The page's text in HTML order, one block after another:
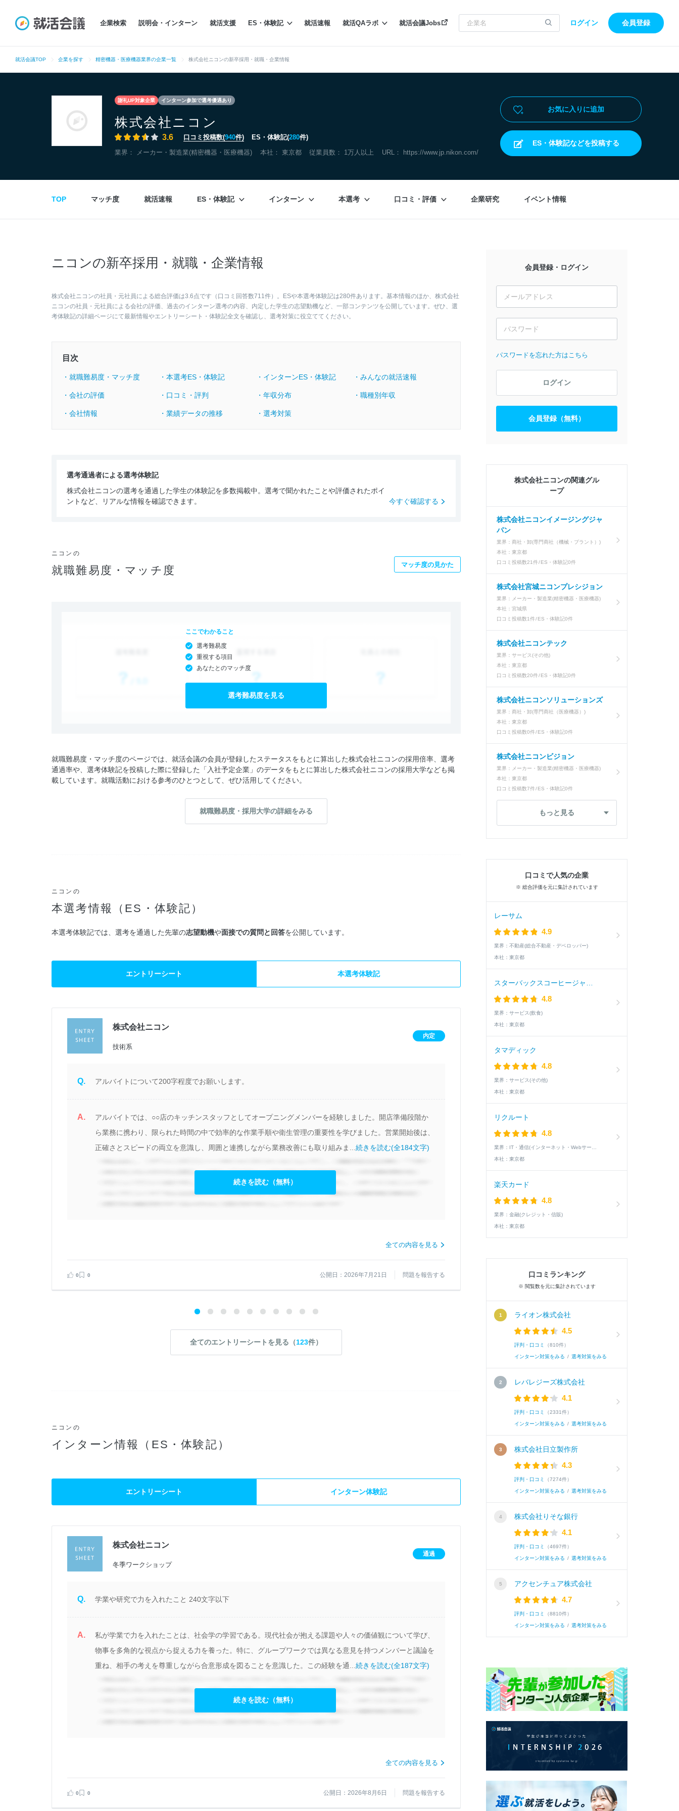
企業検索 説明会・インターン 就活支援 ES・体験記 就活速報 就活QAラボ 就活会議Jobs ログイン 会員登録
就活会議TOP 企業を探す 精密機器・医療機器業界の企業一覧 株式会社ニコンの新卒採用・就職・企業情報
謝礼UP対象企業 インターン参加で選考優遇あり
株式会社ニコン
3.6 口コミ投稿数(940件) ES・体験記(280件)
業界： メーカー・製造業(精密機器・医療機器) 本社： 東京都 従業員数： 1万人以上 URL： https://www.jp.nikon.com/
お気に入りに追加
ES・体験記などを投稿する
TOP マッチ度 就活速報 ES・体験記 インターン 本選考 口コミ・評価 企業研究 イベント情報
ニコンの新卒採用・就職・企業情報
株式会社ニコンの社員・元社員による総合評価は3.6点です（口コミ回答数711件）。ESや本選考体験記は280件あります。基本情報のほか、株式会社
ニコンの社員・元社員による会社の評価、過去のインターン選考の内容、内定した学生の志望動機など、一部コンテンツを公開しています。ぜひ、選
考体験記の詳細ページにて最新情報やエントリーシート・体験記全文を確認し、選考対策に役立ててください。
目次
・就職難易度・マッチ度 ・本選考ES・体験記 ・インターンES・体験記 ・みんなの就活速報
・会社の評価 ・口コミ・評判 ・年収分布 ・職種別年収
・会社情報 ・業績データの推移 ・選考対策
選考通過者による選考体験記
株式会社ニコンの選考を通過した学生の体験記を多数掲載中。選考で聞かれたことや評価されたポイ
ントなど、リアルな情報を確認できます。
今すぐ確認する
ニコンの
就職難易度・マッチ度 マッチ度の見かた
ここでわかること
選考難易度
重視する項目
あなたとのマッチ度
選考難易度を見る
就職難易度・マッチ度のページでは、就活会議の会員が登録したステータスをもとに算出した株式会社ニコンの採用倍率、選考
通過率や、選考体験記を投稿した際に登録した「入社予定企業」のデータをもとに算出した株式会社ニコンの採用大学なども掲
載しています。就職活動における参考のひとつとして、ぜひ活用してください。
就職難易度・採用大学の詳細をみる
ニコンの
本選考情報（ES・体験記）
本選考体験記では、選考を通過した先輩の志望動機や面接での質問と回答を公開しています。
エントリーシート 本選考体験記
株式会社ニコン
技術系
内定
Q. アルバイトについて200字程度でお願いします。
A.
アルバイトでは、○○店のキッチンスタッフとしてオープニングメンバーを経験しました。開店準備段階か
ら業務に携わり、限られた時間の中で効率的な作業手順や衛生管理の重要性を学びました。営業開始後は、
正確さとスピードの両立を意識し、周囲と連携しながら業務改善にも取り組みま... 続きを読む(全184文字)
続きを読む（無料）
全ての内容を見る
0 0 公開日：2026年7月21日 問題を報告する
Q. あなたが大切にしている価値観 300文字以内
A.
相手の本音や真のニーズを理解しようとする姿
部員から退部したい旨を伝えられた。当初は忙
の様子から別の理由があると感じ、改めて時間
全てのエントリーシートを見る（123件）
ニコンの
インターン情報（ES・体験記）
エントリーシート インターン体験記
株式会社ニコン
冬季ワークショップ
通過
Q. 学業や研究で⼒を⼊れたこと 240文字以下
A.
私が学業で力を入れたことは、社会学の学習である。現代社会が抱える課題や人々の価値観について学び、
物事を多角的な視点から捉える力を養った。特に、グループワークでは異なる意見を持つメンバーと議論を
重ね、相手の考えを尊重しながら合意形成を図ることを意識した。この経験を通... 続きを読む(全187文字)
続きを読む（無料）
全ての内容を見る
0 0 公開日：2026年8月6日 問題を報告する
株式会社ニコン
Q. 自己PR
A.
私の強みは，研究活動を通して身につけた計画
会員登録・ログイン
パスワードを忘れた方はこちら
ログイン
会員登録（無料）
株式会社ニコンの関連グル
ープ
株式会社ニコンイメージングジャ
パン
業界： 商社・卸(専門商社（機械・プラント）)
本社： 東京都
口コミ投稿数21件 ES・体験記0件
株式会社宮城ニコンプレシジョン
業界：
メーカー・製造業(精密機器・医療機器)
本社： 宮城県
口コミ投稿数1件 ES・体験記0件
株式会社ニコンテック
業界： サービス(その他)
本社： 東京都
口コミ投稿数20件 ES・体験記0件
株式会社ニコンソリューションズ
業界： 商社・卸(専門商社（医療機器）)
本社： 東京都
口コミ投稿数0件 ES・体験記0件
株式会社ニコンビジョン
業界：
メーカー・製造業(精密機器・医療機器)
本社： 東京都
口コミ投稿数7件 ES・体験記0件
もっと見る
口コミで人気の企業
※ 総合評価を元に集計されています
レーサム
4.9
業界： 不動産(総合不動産・デベロッパー)
本社： 東京都
4.8
業界： サービス(飲食)
本社： 東京都
タマディック
4.8
業界： サービス(その他)
本社： 東京都
リクルート
4.8
業界：
本社： 東京都
楽天カード
4.8
業界： 金融(クレジット・信販)
本社： 東京都
口コミランキング
※ 閲覧数を元に集計されています
ライオン株式会社
4.5
評判・口コミ （810件）
インターン対策をみる / 選考対策をみる
レバレジーズ株式会社
4.1
評判・口コミ （2331件）
インターン対策をみる / 選考対策をみる
株式会社日立製作所
4.3
評判・口コミ （7274件）
インターン対策をみる / 選考対策をみる
株式会社りそな銀行
4.1
評判・口コミ （4697件）
インターン対策をみる / 選考対策をみる
アクセンチュア株式会社
4.7
評判・口コミ （8810件）
インターン対策をみる / 選考対策をみる